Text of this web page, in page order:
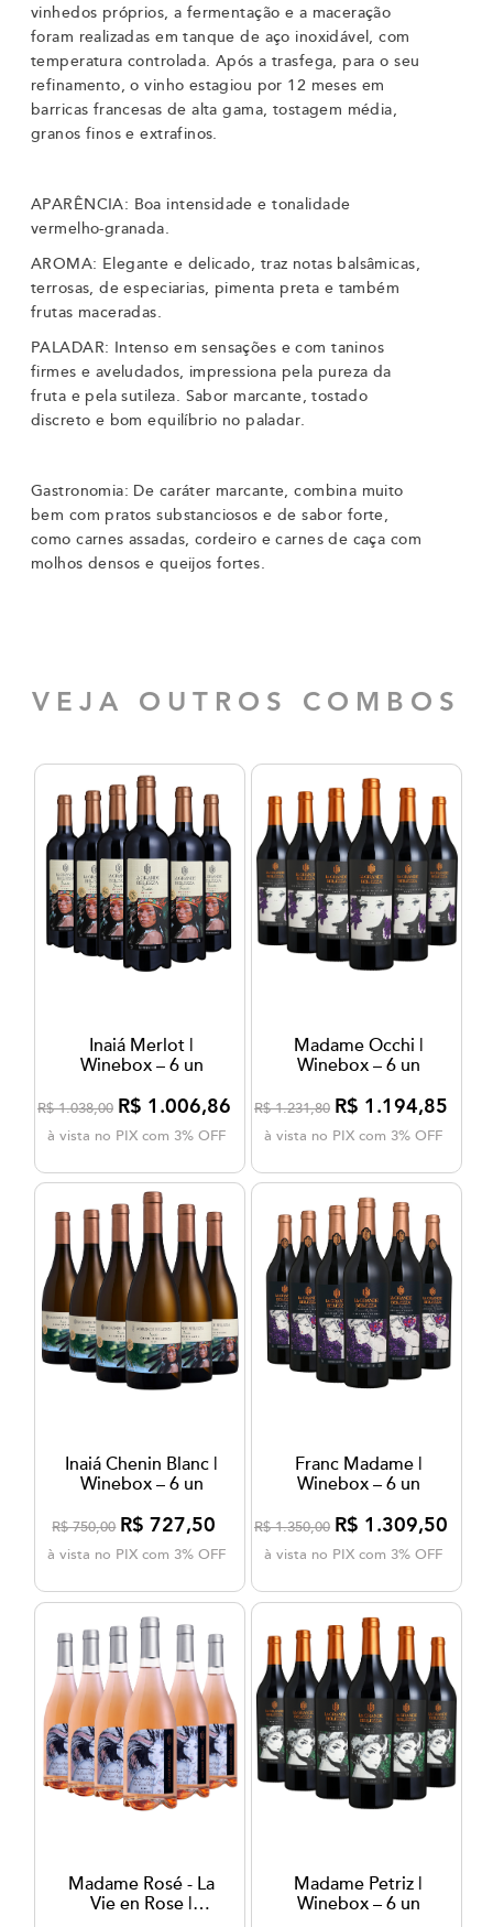
vinhedos próprios, a fermentação e a maceração
foram realizadas em tanque de aço inoxidável, com
temperatura controlada. Após a trasfega, para o seu
refinamento, o vinho estagiou por 12 meses em
barricas francesas de alta gama, tostagem média,
granos finos e extrafinos.
APARÊNCIA: Boa intensidade e tonalidade
vermelho-granada.
AROMA: Elegante e delicado, traz notas balsâmicas,
terrosas, de especiarias, pimenta preta e também
frutas maceradas.
PALADAR: Intenso em sensações e com taninos
firmes e aveludados, impressiona pela pureza da
fruta e pela sutileza. Sabor marcante, tostado
discreto e bom equilíbrio no paladar.
Gastronomia: De caráter marcante, combina muito
bem com pratos substanciosos e de sabor forte,
como carnes assadas, cordeiro e carnes de caça com
molhos densos e queijos fortes.
VEJA OUTROS COMBOS
Inaiá Merlot |
Winebox – 6 un
R$ 1.038,00 R$ 1.006,86
à vista no PIX com 3% OFF
Madame Occhi |
Winebox – 6 un
R$ 1.231,80 R$ 1.194,85
à vista no PIX com 3% OFF
Inaiá Chenin Blanc |
Winebox – 6 un
R$ 750,00 R$ 727,50
à vista no PIX com 3% OFF
Franc Madame |
Winebox – 6 un
R$ 1.350,00 R$ 1.309,50
à vista no PIX com 3% OFF
Madame Rosé - La
Vie en Rose |
Madame Petriz |
Winebox – 6 un